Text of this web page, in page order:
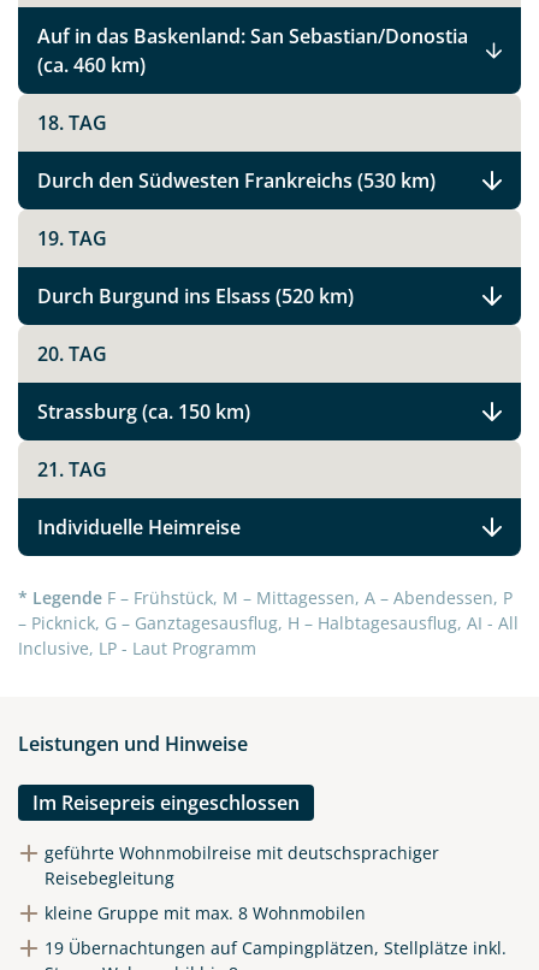
Auf in das Baskenland: San Sebastian/Donostia
(ca. 460 km)
18. TAG
Durch den Südwesten Frankreichs (530 km)
19. TAG
Durch Burgund ins Elsass (520 km)
20. TAG
Strassburg (ca. 150 km)
21. TAG
Individuelle Heimreise
* Legende F – Frühstück, M – Mittagessen, A – Abendessen, P
– Picknick, G – Ganztagesausflug, H – Halbtagesausflug, AI - All
Inclusive, LP - Laut Programm
Leistungen und Hinweise
Im Reisepreis eingeschlossen
geführte Wohnmobilreise mit deutschsprachiger
Reisebegleitung
kleine Gruppe mit max. 8 Wohnmobilen
19 Übernachtungen auf Campingplätzen, Stellplätze inkl.